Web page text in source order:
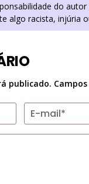
do
algo racista, injúria
publicado.